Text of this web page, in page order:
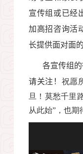
宣传组或已经
加高招咨询活
长提供面对面
各宣传组
请关注！ 祝愿
旦！ 莫愁千里
从此始”，也期